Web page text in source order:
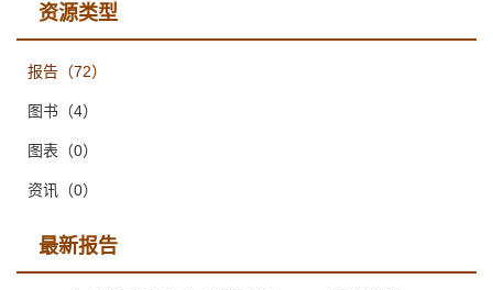
资源类型
报告 （72）
图书 （4）
图表 （0）
资讯 （0）
最新报告